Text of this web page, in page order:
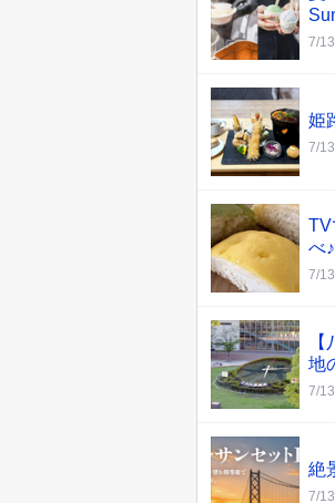
7/
姫
7/
TV
べ
7/
地
7/
絶
7/